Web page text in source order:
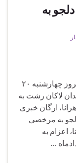
به
۲۰ خرداد ۱۴۰۵-هرانا خبرگزاری هرانا – امروز چهارشنبه ۲۰
لاکان رشت به
ارگان خبری
به مرخصی
اعزام به